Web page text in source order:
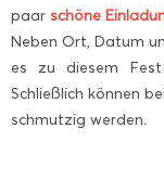
paarschöne
Neben Ort, Datum
es zu diesem
Schließlich können
schmutzig werden.